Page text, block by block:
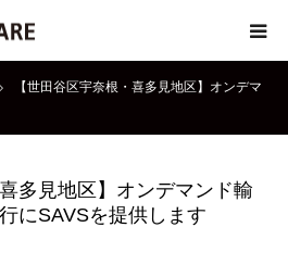
【世田谷区宇奈根・喜多見地区】オンデマ
多見地区】オンデマンド輸
にSAVSを提供します